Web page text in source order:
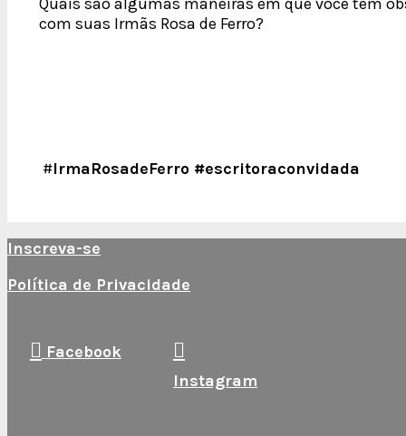
com suas Irmãs Rosa de Ferro?
#IrmaRosadeFerro #escritoraconvidada
Inscreva-se
Política de Privacidade
Facebook
Instagram